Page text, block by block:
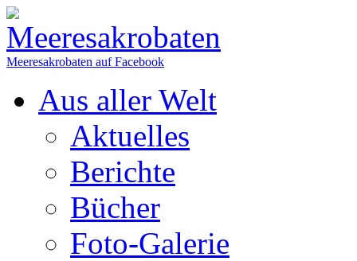
Meeresakrobaten auf Facebook
Aus aller Welt
Aktuelles
Berichte
Bücher
Foto-Galerie